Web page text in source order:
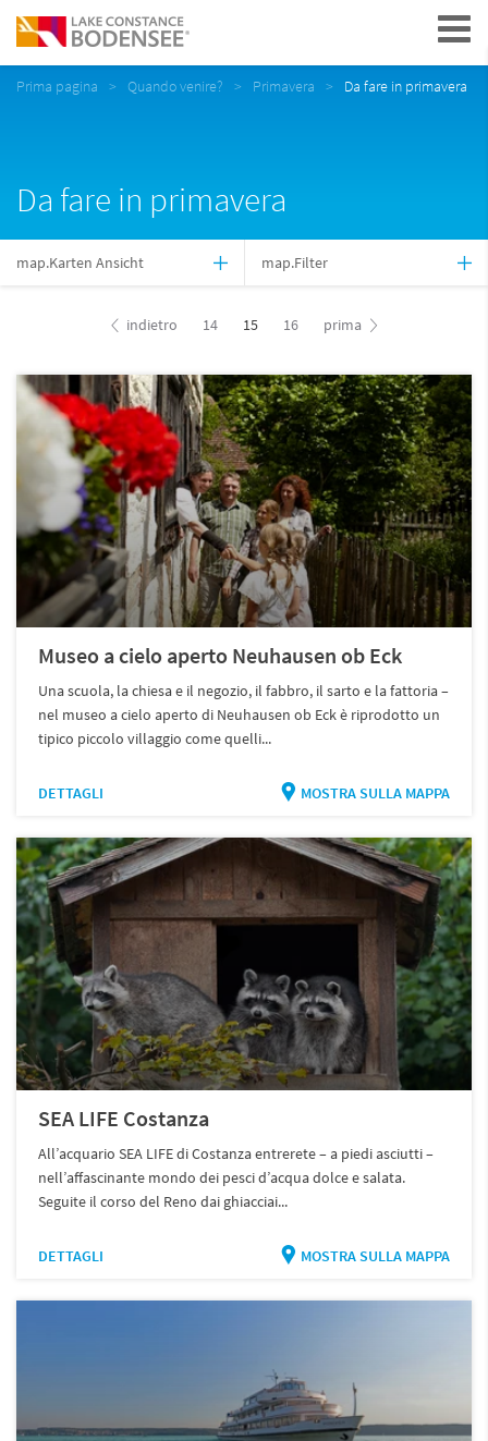
Navigation
Prima pagina Quando venire? Primavera Da fare in primavera
Da fare in primavera
map.Karten Ansicht map.Filter
indietro 14 15 16 prima
Museo a cielo aperto Neuhausen ob Eck
Una scuola, la chiesa e il negozio, il fabbro, il sarto e la fattoria –
nel museo a cielo aperto di Neuhausen ob Eck è riprodotto un
tipico piccolo villaggio come quelli...
DETTAGLI MOSTRA SULLA MAPPA
SEA LIFE Costanza
All’acquario SEA LIFE di Costanza entrerete – a piedi asciutti –
nell’affascinante mondo dei pesci d’acqua dolce e salata.
Seguite il corso del Reno dai ghiacciai...
DETTAGLI MOSTRA SULLA MAPPA